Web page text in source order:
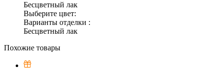
Бесцветный лак
Выберите цвет:
Варианты отделки :
Бесцветный лак
Похожие товары